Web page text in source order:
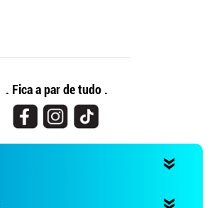
. Fica a par de tudo .